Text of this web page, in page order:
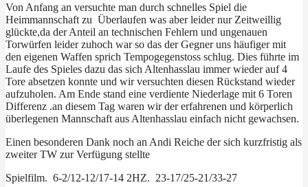
Von Anfang an versuchte man durch schnelles Spiel die
Heimmannschaft zu Überlaufen was aber leider nur Zeitweillig
glückte,da der Anteil an technischen Fehlern und ungenauen
Torwürfen leider zuhoch war so das der Gegner uns häufiger mit
den eigenen Waffen sprich Tempogegenstoss schlug. Dies führte im
Laufe des Spieles dazu das sich Altenhasslau immer wieder auf 4
Tore absetzen konnte und wir versuchten diesen Rückstand wieder
aufzuholen. Am Ende stand eine verdiente Niederlage mit 6 Toren
Differenz .an diesem Tag waren wir der erfahrenen und körperlich
überlegenen Mannschaft aus Altenhasslau einfach nicht gewachsen.
Einen besonderen Dank noch an Andi Reiche der sich kurzfristig als
zweiter TW zur Verfügung stellte
Spielfilm. 6-2/12-12/17-14 2HZ. 23-17/25-21/33-27